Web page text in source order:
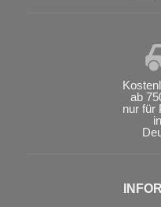
ab
nur für